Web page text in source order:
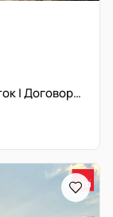
Фристайл | Премиальный жилой участок | Договорная цена